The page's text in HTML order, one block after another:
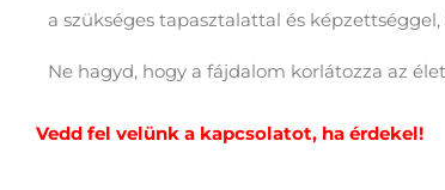
a szükséges tapasztalattal és
Ne hagyd, hogy a fájdalom korlátozza az
Vedd fel velünk a kapcsolatot, ha érdekel!